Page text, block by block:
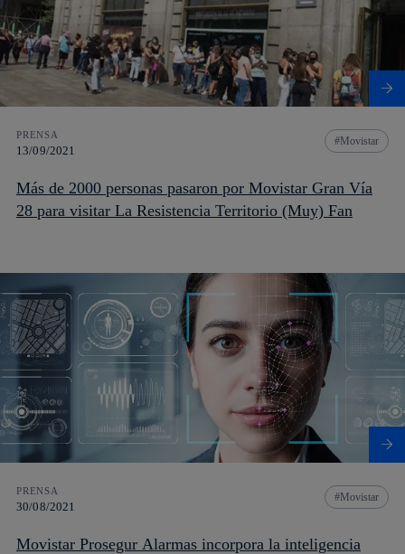
PRENSA
13/09/2021
Movistar
Más de 2000 personas pasaron por Movistar Gran Vía
28 para visitar La Resistencia Territorio (Muy) Fan
PRENSA
30/08/2021
Movistar
Movistar Prosegur Alarmas incorpora la inteligencia